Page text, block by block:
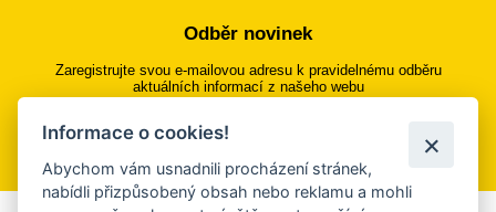
Odběr novinek
Zaregistrujte svou e-mailovou adresu k pravidelnému odběru
aktuálních informací z našeho webu
Přihlásit se k odběru
Informace o cookies!
Abychom vám usnadnili procházení stránek,
nabídli přizpůsobený obsah nebo reklamu a mohli